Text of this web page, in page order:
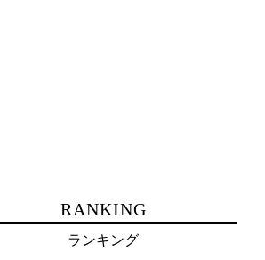
RANKING
ランキング